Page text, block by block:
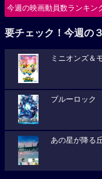
今週の映画動員数ランキン
要チェック！今週の
ミニオンズ＆
ブルーロック
あの星が降る